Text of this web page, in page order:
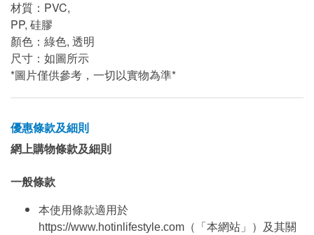
材質：PVC,
PP, 硅膠
顏色：綠色, 透明
尺寸：如圖所示
*圖片僅供參考，一切以實物為準*
優惠條款及細則
網上購物條款及細則
一般條款
本使用條款適用於
https://www.hotinlifestyle.com（「本網站」）及其關